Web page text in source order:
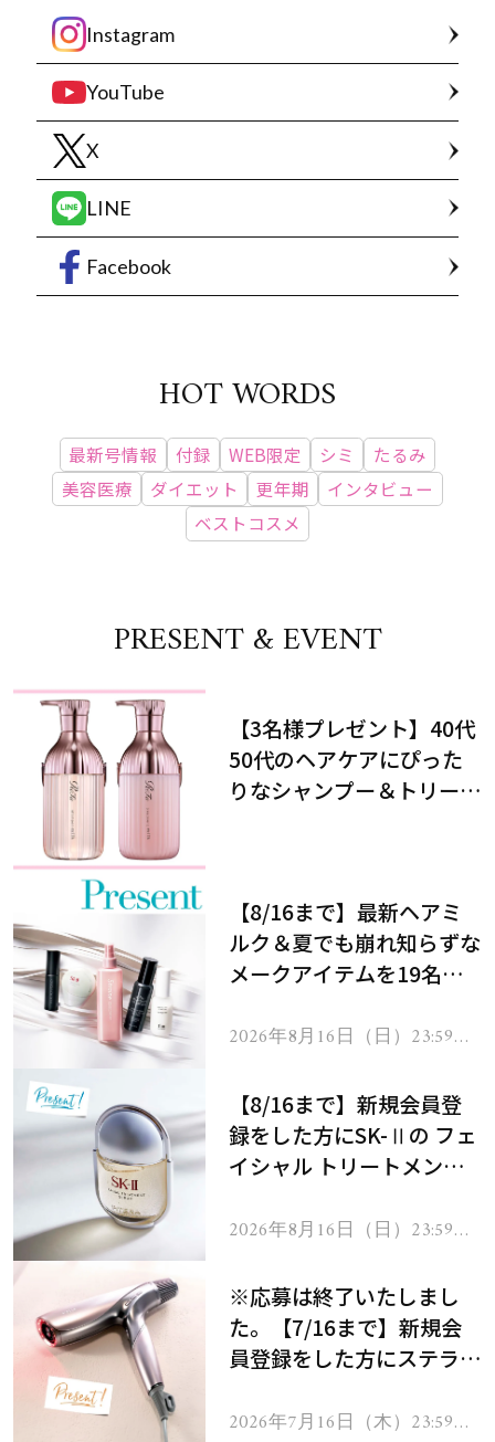
Instagram
YouTube
X
LINE
Facebook
HOT WORDS
最新号情報 付録 WEB限定 シミ
たるみ
美容医療
ダイエット 更年期
インタビュー
ベストコスメ
PRESENT & EVENT
【3名様プレゼント】40代
50代のヘアケアにぴった
りなシャンプー＆トリート
【8/16まで】最新ヘアミ
ルク＆夏でも崩れ知らずな
メークアイテムを19名様
2026年8月16日（日）23:59ま
【8/16まで】新規会員登
録をした方にSK-Ⅱの フェ
イシャル トリートメント
2026年8月16日（日）23:59ま
※応募は終了いたしまし
た。【7/16まで】新規会
員登録をした方にステラボ
ヘアドライヤー ジュエル
2026年7月16日（木）23:59ま